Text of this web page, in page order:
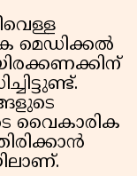
മെഡിക്കൽ
വൈകാരിക